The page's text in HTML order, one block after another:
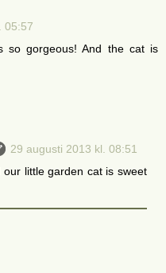
05:57
so gorgeous! And the cat is
29 augusti 2013 kl. 08:51
little garden cat is sweet